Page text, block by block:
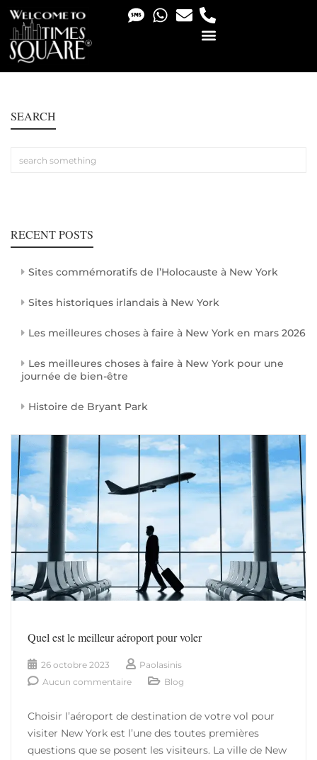
SEARCH
RECENT POSTS
Sites commémoratifs de l’Holocauste à New York
Sites historiques irlandais à New York
Les meilleures choses à faire à New York en mars 2026
Les meilleures choses à faire à New York pour une
journée de bien-être
Histoire de Bryant Park
Quel est le meilleur aéroport pour voler
26 octobre 2023
Paolasinis
Aucun commentaire
Blog
Choisir l’aéroport de destination de votre vol pour
visiter New York est l’une des toutes premières
questions que se posent les visiteurs. La ville de New